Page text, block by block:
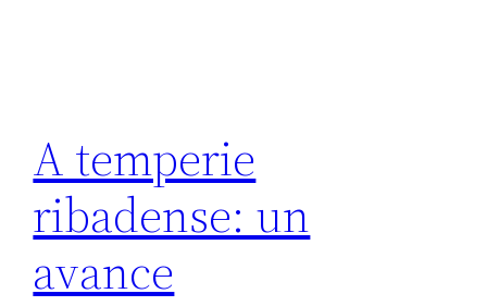
A temperie
ribadense: un
avance